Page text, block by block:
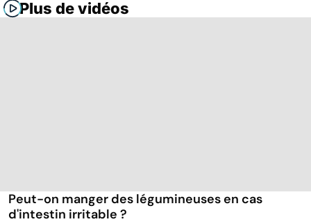
Plus de vidéos
Peut-on manger des légumineuses en cas
d'intestin irritable ?